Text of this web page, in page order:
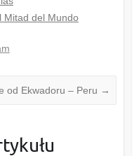
Mitad del Mundo
od Ekwadoru – Peru →